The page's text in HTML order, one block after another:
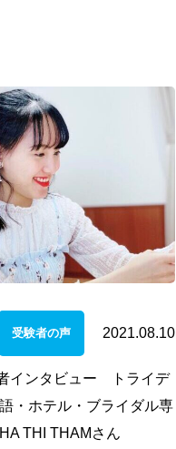
受験者の声 2021.08.10
インタビュー トライデ
・ホテル・ブライダル専
THI THAMさん